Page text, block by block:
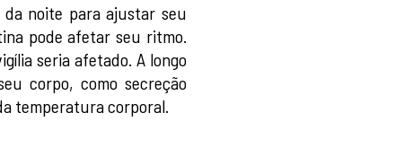
noite para ajustar seu
pode afetar seu ritmo.
seria afetado. A longo
corpo, como secreção
temperatura corporal.